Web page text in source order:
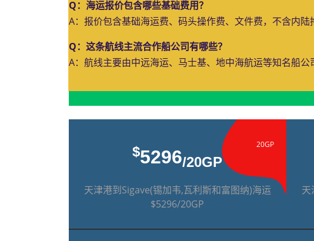
Q：海运报价包含哪些基础费用？
A：报价包含基础海运费、码头操作费、文件费，不含内陆
Q：这条航线主流合作船公司有哪些？
A：航线主要由中远海运、马士基、地中海航运等知名船公
20GP
$5296/20GP
天津港到Sigave(锡加韦,瓦利斯和富图纳)海运
$5296/20GP
天